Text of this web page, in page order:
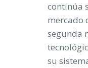
continúa
mercado
segunda
su